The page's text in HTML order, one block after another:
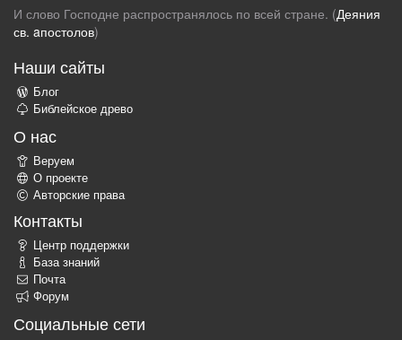
И слово Господне распространялось по всей стране. (Деяния
св. aпостолов)
Наши сайты
Блог
Библейское древо
О нас
Веруем
О проекте
Авторские права
Контакты
Центр поддержки
База знаний
Почта
Форум
Социальные сети